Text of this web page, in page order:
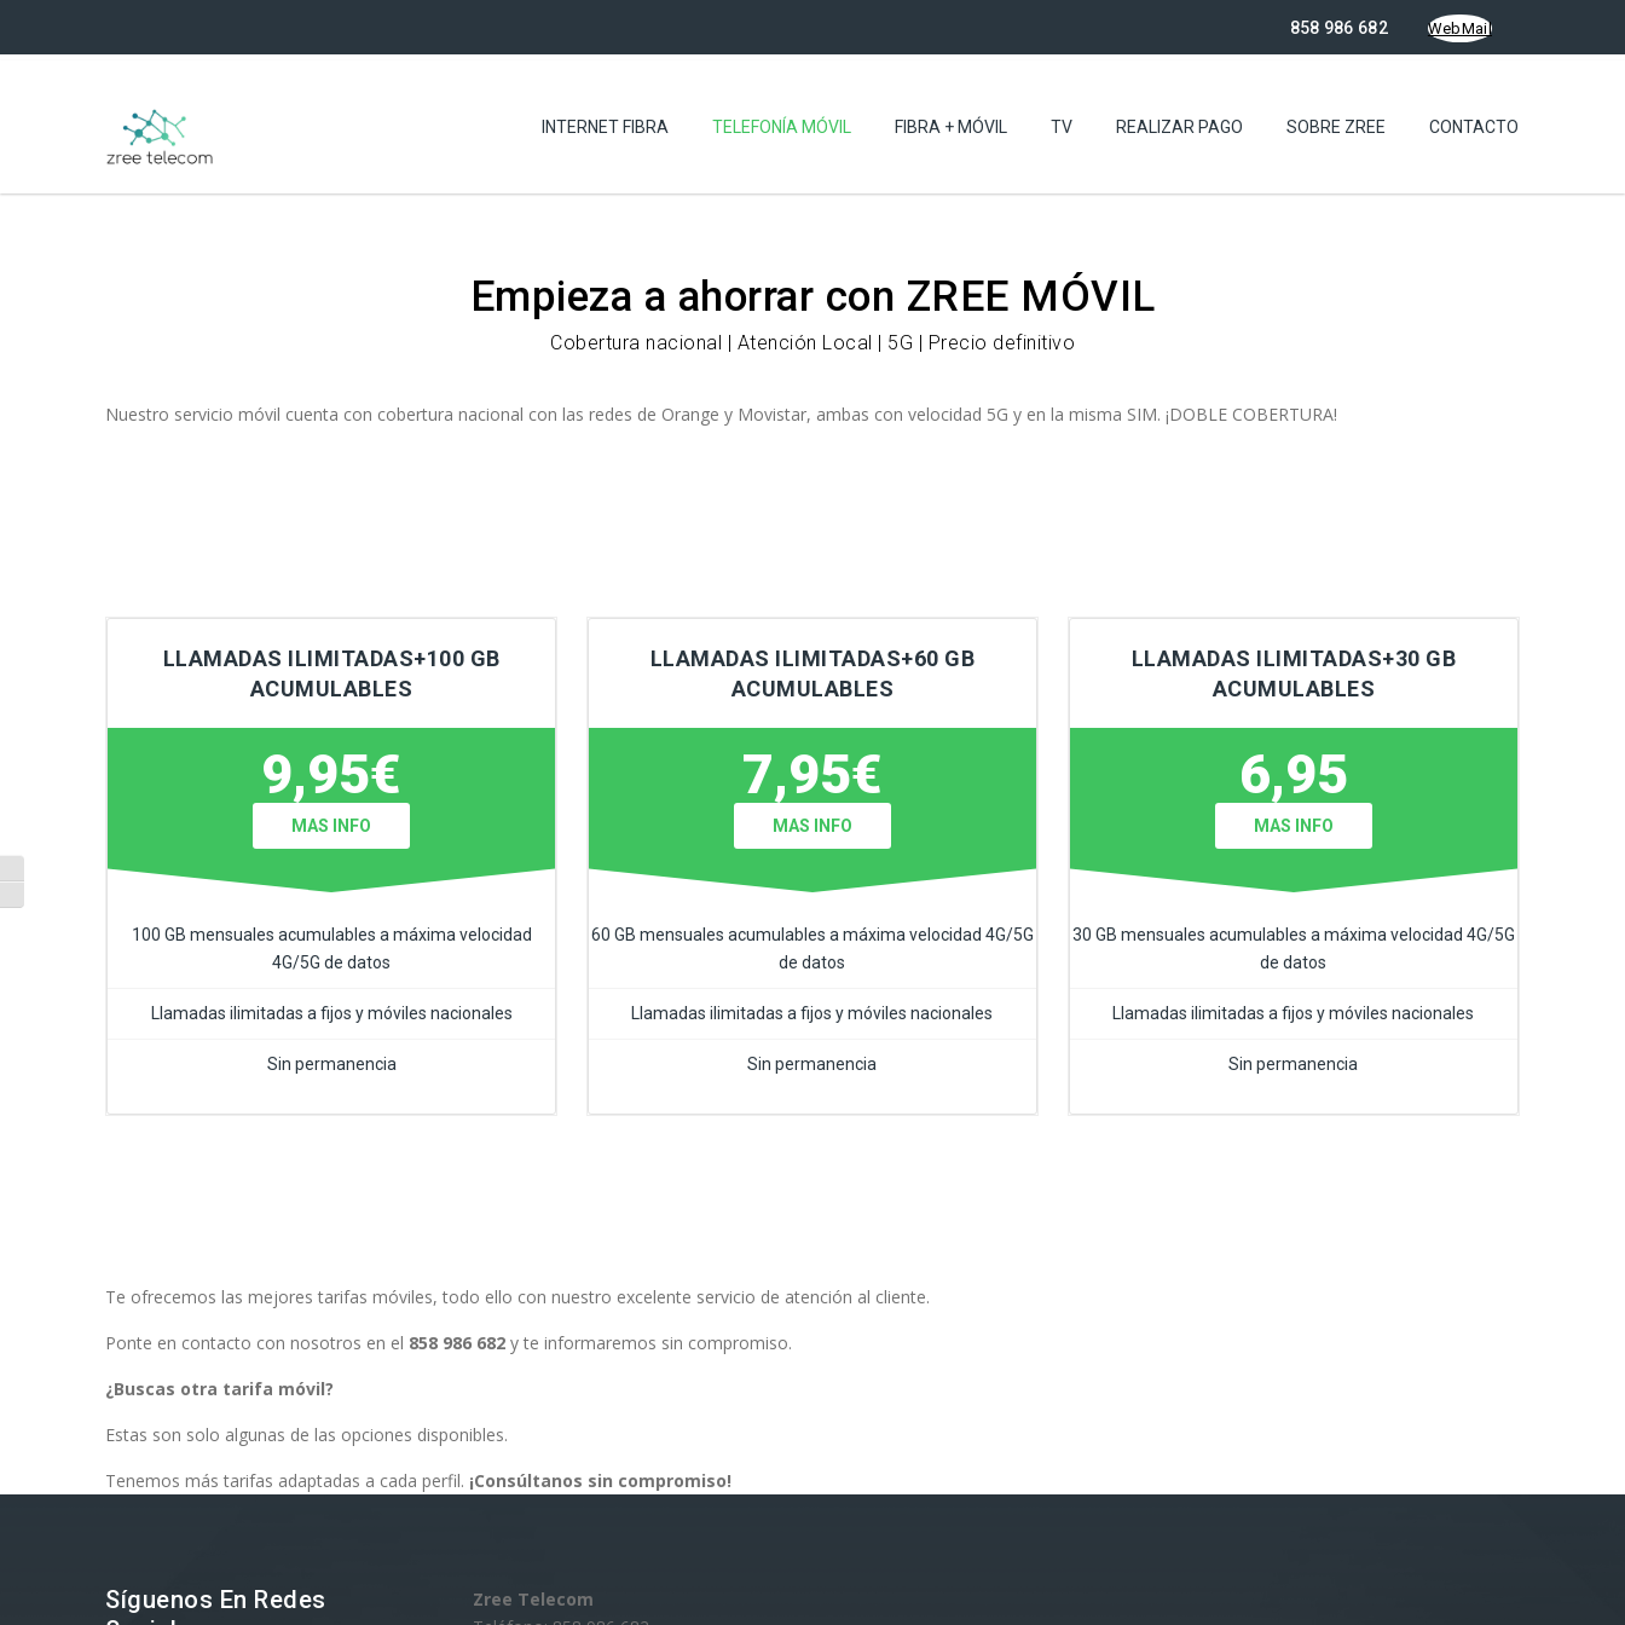
Alternar alto contraste
Alternar tamaño de letra
858 986 682 WebMail
INTERNET FIBRA TELEFONÍA MÓVIL FIBRA + MÓVIL TV REALIZAR PAGO SOBRE ZREE CONTACTO
Empieza a ahorrar con ZREE MÓVIL
Cobertura nacional | Atención Local | 5G | Precio definitivo
Nuestro servicio móvil cuenta con cobertura nacional con las redes de Orange y Movistar, ambas con velocidad 5G y en la misma SIM. ¡DOBLE COBERTURA!
LLAMADAS ILIMITADAS+100 GB
ACUMULABLES
9,95€
MAS INFO
100 GB mensuales acumulables a máxima velocidad
4G/5G de datos
Llamadas ilimitadas a fijos y móviles nacionales
Sin permanencia
LLAMADAS ILIMITADAS+60 GB
ACUMULABLES
7,95€
MAS INFO
60 GB mensuales acumulables a máxima velocidad 4G/5G
de datos
Llamadas ilimitadas a fijos y móviles nacionales
Sin permanencia
LLAMADAS ILIMITADAS+30 GB
ACUMULABLES
6,95
MAS INFO
30 GB mensuales acumulables a máxima velocidad 4G/5G
de datos
Llamadas ilimitadas a fijos y móviles nacionales
Sin permanencia
Te ofrecemos las mejores tarifas móviles, todo ello con nuestro excelente servicio de atención al cliente.
Ponte en contacto con nosotros en el 858 986 682 y te informaremos sin compromiso.
¿Buscas otra tarifa móvil?
Estas son solo algunas de las opciones disponibles.
Tenemos más tarifas adaptadas a cada perfil. ¡Consúltanos sin compromiso!
Síguenos En Redes
Zree Telecom